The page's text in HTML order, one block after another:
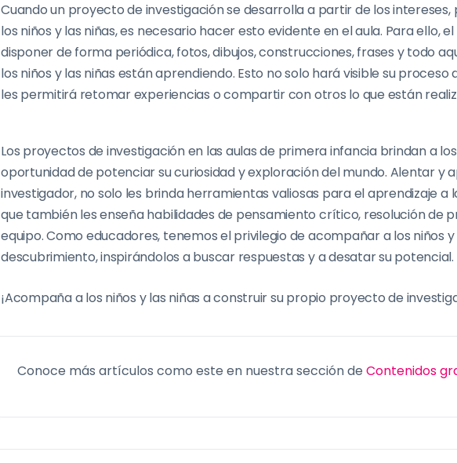
Cuando un proyecto de investigación se desarrolla a partir de los intereses,
los niños y las niñas, es necesario hacer esto evidente en el aula. Para ello,
disponer de forma periódica, fotos, dibujos, construcciones, frases y todo
los niños y las niñas están aprendiendo. Esto no solo hará visible su proceso
les permitirá retomar experiencias o compartir con otros lo que están
Los proyectos de investigación en las aulas de primera infancia brindan a
oportunidad de potenciar su curiosidad y exploración del mundo. Alentar y
investigador, no solo les brinda herramientas valiosas para el aprendizaje a
que también les enseña habilidades de pensamiento crítico, resolución de
equipo. Como educadores, tenemos el privilegio de acompañar a los niños y
descubrimiento, inspirándolos a buscar respuestas y a desatar su potencial.
¡Acompaña a los niños y las niñas a construir su propio proyecto de
Conoce más artículos como este en nuestra sección de Contenidos